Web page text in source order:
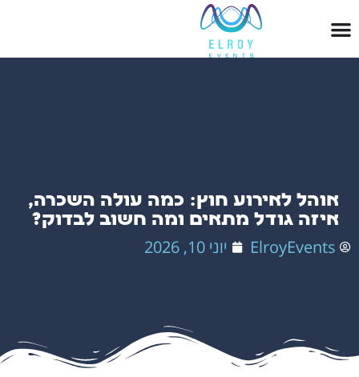
אוהל לאירוע חוץ: כמה עולה השכרה,
איזה גודל מתאים ומה חשוב לבדוק?
ElroyEvents יוני 10, 2026